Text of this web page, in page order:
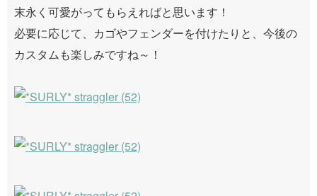
末永く可愛がってもらえればと思います！
必要に応じて、カゴやフェンダーを付けたりと、今後の
カスタムも楽しみですね～！